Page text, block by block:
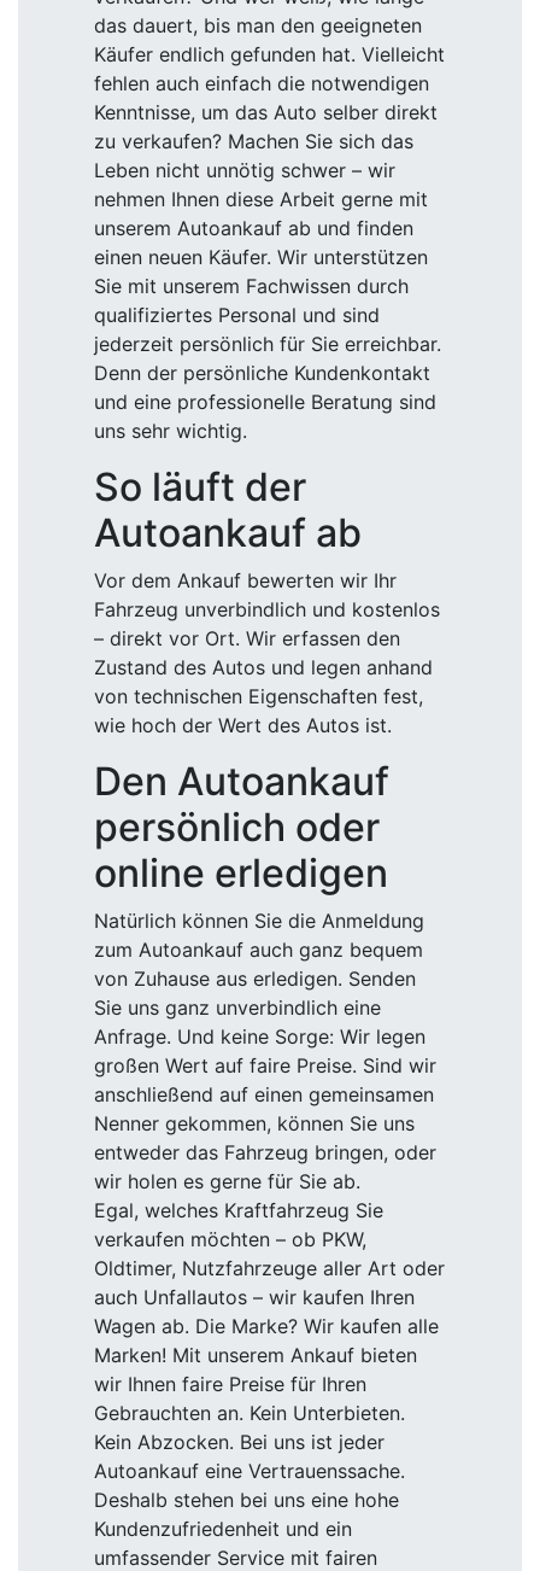
das dauert, bis man den geeigneten
Käufer endlich gefunden hat. Vielleicht
fehlen auch einfach die notwendigen
Kenntnisse, um das Auto selber direkt
zu verkaufen? Machen Sie sich das
Leben nicht unnötig schwer – wir
nehmen Ihnen diese Arbeit gerne mit
unserem Autoankauf ab und finden
einen neuen Käufer. Wir unterstützen
Sie mit unserem Fachwissen durch
qualifiziertes Personal und sind
jederzeit persönlich für Sie erreichbar.
Denn der persönliche Kundenkontakt
und eine professionelle Beratung sind
uns sehr wichtig.
So läuft der
Autoankauf ab
Vor dem Ankauf bewerten wir Ihr
Fahrzeug unverbindlich und kostenlos
– direkt vor Ort. Wir erfassen den
Zustand des Autos und legen anhand
von technischen Eigenschaften fest,
wie hoch der Wert des Autos ist.
Den Autoankauf
persönlich oder
online erledigen
Natürlich können Sie die Anmeldung
zum Autoankauf auch ganz bequem
von Zuhause aus erledigen. Senden
Sie uns ganz unverbindlich eine
Anfrage. Und keine Sorge: Wir legen
großen Wert auf faire Preise. Sind wir
anschließend auf einen gemeinsamen
Nenner gekommen, können Sie uns
entweder das Fahrzeug bringen, oder
wir holen es gerne für Sie ab.
Egal, welches Kraftfahrzeug Sie
verkaufen möchten – ob PKW,
Oldtimer, Nutzfahrzeuge aller Art oder
auch Unfallautos – wir kaufen Ihren
Wagen ab. Die Marke? Wir kaufen alle
Marken! Mit unserem Ankauf bieten
wir Ihnen faire Preise für Ihren
Gebrauchten an. Kein Unterbieten.
Kein Abzocken. Bei uns ist jeder
Autoankauf eine Vertrauenssache.
Deshalb stehen bei uns eine hohe
Kundenzufriedenheit und ein
umfassender Service mit fairen